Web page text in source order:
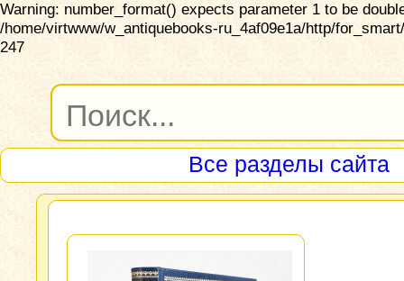
Warning: number_format() expects parameter 1 to be
/home/virtwww/w_antiquebooks-ru_4af09e1a/http/
247
Все разделы сайта